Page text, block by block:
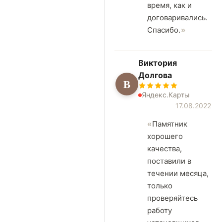
время, как и
договаривались.
Спасибо.
В
Виктория
Долгова
Яндекс.Карты
17.08.2022
Памятник
хорошего
качества,
поставили в
течении месяца,
только
проверяйтесь
работу